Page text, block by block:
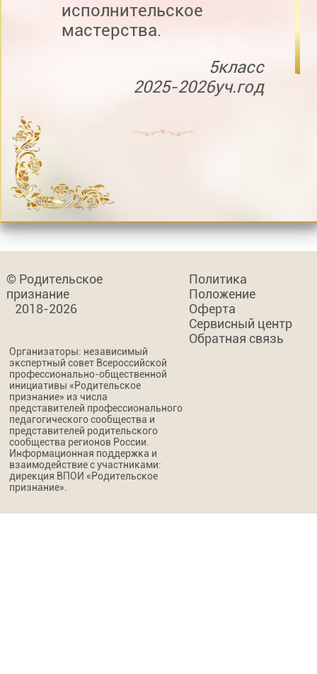
исполнительское
мастерства.
5класс
2025-2026уч.год
© Родительское
признание
2018-2026
Политика
Положение
Оферта
Сервисный центр
Обратная связь
Организаторы: независимый
экспертный совет Всероссийской
профессионально-общественной
инициативы «Родительское
признание» из числа
представителей профессионального
педагогического сообщества и
представителей родительского
сообщества регионов России.
Информационная поддержка и
взаимодействие с участниками:
дирекция ВПОИ «Родительское
признание».